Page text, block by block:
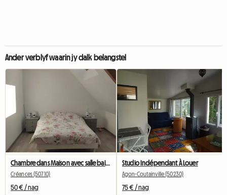
Ander verblyf waarin jy dalk belangstel
Chambre dans Maison avec salle bain privée, au 1er étage
Créances (50710)
50 € / nag
Studio Indépendant À Louer
Agon-Coutainville (50230)
75 € / nag